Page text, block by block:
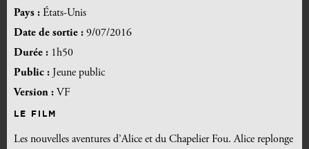
Pays : États-Unis
Date de sortie : 9/07/2016
Durée : 1h50
Public : Jeune public
Version : VF
LE FILM
Les nouvelles aventures d’Alice et du Chapelier Fou. Alice replonge